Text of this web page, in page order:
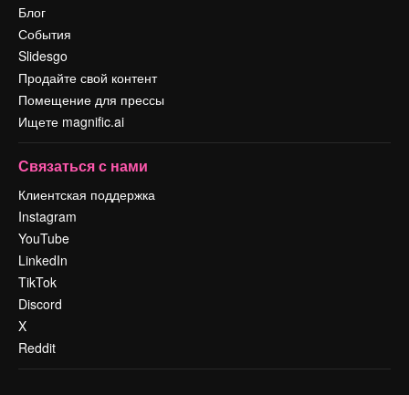
Блог
События
Slidesgo
Продайте свой контент
Помещение для прессы
Ищете magnific.ai
Связаться с нами
Клиентская поддержка
Instagram
YouTube
LinkedIn
TikTok
Discord
X
Reddit